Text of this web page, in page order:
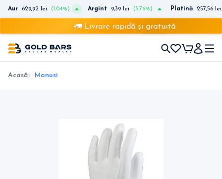
Aur 629,92 lei (1.04%) Argint 9,39 lei (3.76%) Platină 257,56 lei
🚛 Livrare rapidă și gratuită
Acasă Manusi